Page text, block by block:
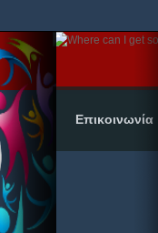
Επικοινωνία